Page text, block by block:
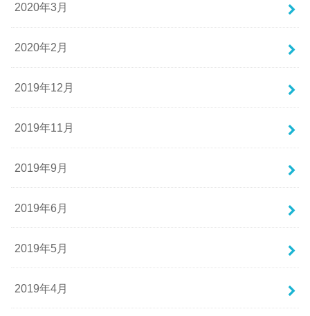
2020年3月
2020年2月
2019年12月
2019年11月
2019年9月
2019年6月
2019年5月
2019年4月